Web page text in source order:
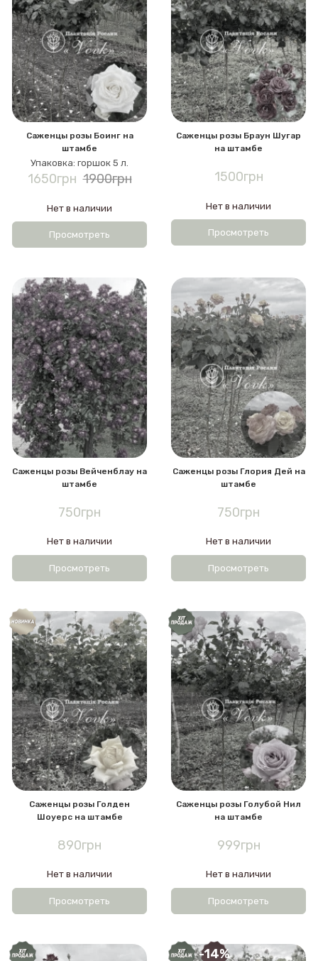
Саженцы розы Боинг на
штамбе
Упаковка: горшок 5 л.
1650грн 1900грн
Нет в наличии
Просмотреть
Саженцы розы Браун Шугар
на штамбе
1500грн
Нет в наличии
Просмотреть
Саженцы розы Вейченблау на
штамбе
750грн
Нет в наличии
Просмотреть
Саженцы розы Глория Дей на
штамбе
750грн
Нет в наличии
Просмотреть
Саженцы розы Голден
Шоуерс на штамбе
890грн
Нет в наличии
Просмотреть
Саженцы розы Голубой Нил
на штамбе
999грн
Нет в наличии
Просмотреть
-14%